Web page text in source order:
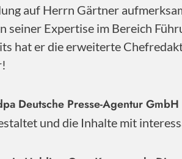
auf Herrn Gärtner
seiner Expertise im Bereich
hat er die erweiterte
Deutsche Presse-Agentur GmbH
und die Inhalte mit